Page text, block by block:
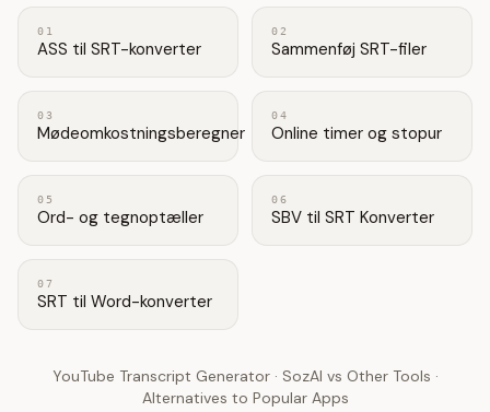
01
ASS til SRT-konverter
02
Sammenføj SRT-filer
03
Mødeomkostningsberegner
04
Online timer og stopur
05
Ord- og tegnoptæller
06
SBV til SRT Konverter
07
SRT til Word-konverter
YouTube Transcript Generator· SozAI vs Other Tools ·
Alternatives to Popular Apps